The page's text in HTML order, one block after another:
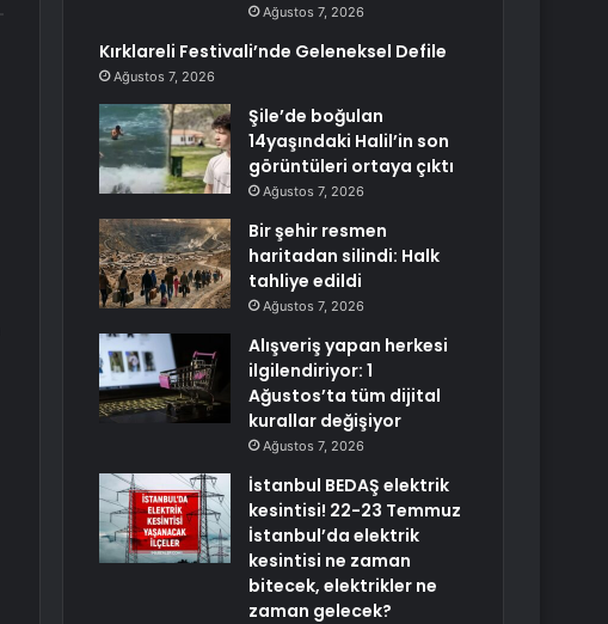
Ağustos 7, 2026
Kırklareli Festivali’nde Geleneksel Defile
Ağustos 7, 2026
Şile’de boğulan
14yaşındaki Halil’in son
görüntüleri ortaya çıktı
Ağustos 7, 2026
Bir şehir resmen
haritadan silindi: Halk
tahliye edildi
Ağustos 7, 2026
Alışveriş yapan herkesi
ilgilendiriyor: 1
Ağustos’ta tüm dijital
kurallar değişiyor
Ağustos 7, 2026
İstanbul BEDAŞ elektrik
kesintisi! 22-23 Temmuz
İstanbul’da elektrik
kesintisi ne zaman
bitecek, elektrikler ne
zaman gelecek?